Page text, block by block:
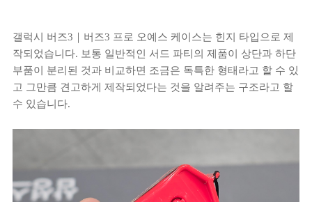
갤럭시 버즈3｜버즈3 프로 오예스 케이스는 힌지 타입으로 제
작되었습니다. 보통 일반적인 서드 파티의 제품이 상단과 하단
부품이 분리된 것과 비교하면 조금은 독특한 형태라고 할 수 있
고 그만큼 견고하게 제작되었다는 것을 알려주는 구조라고 할
수 있습니다.